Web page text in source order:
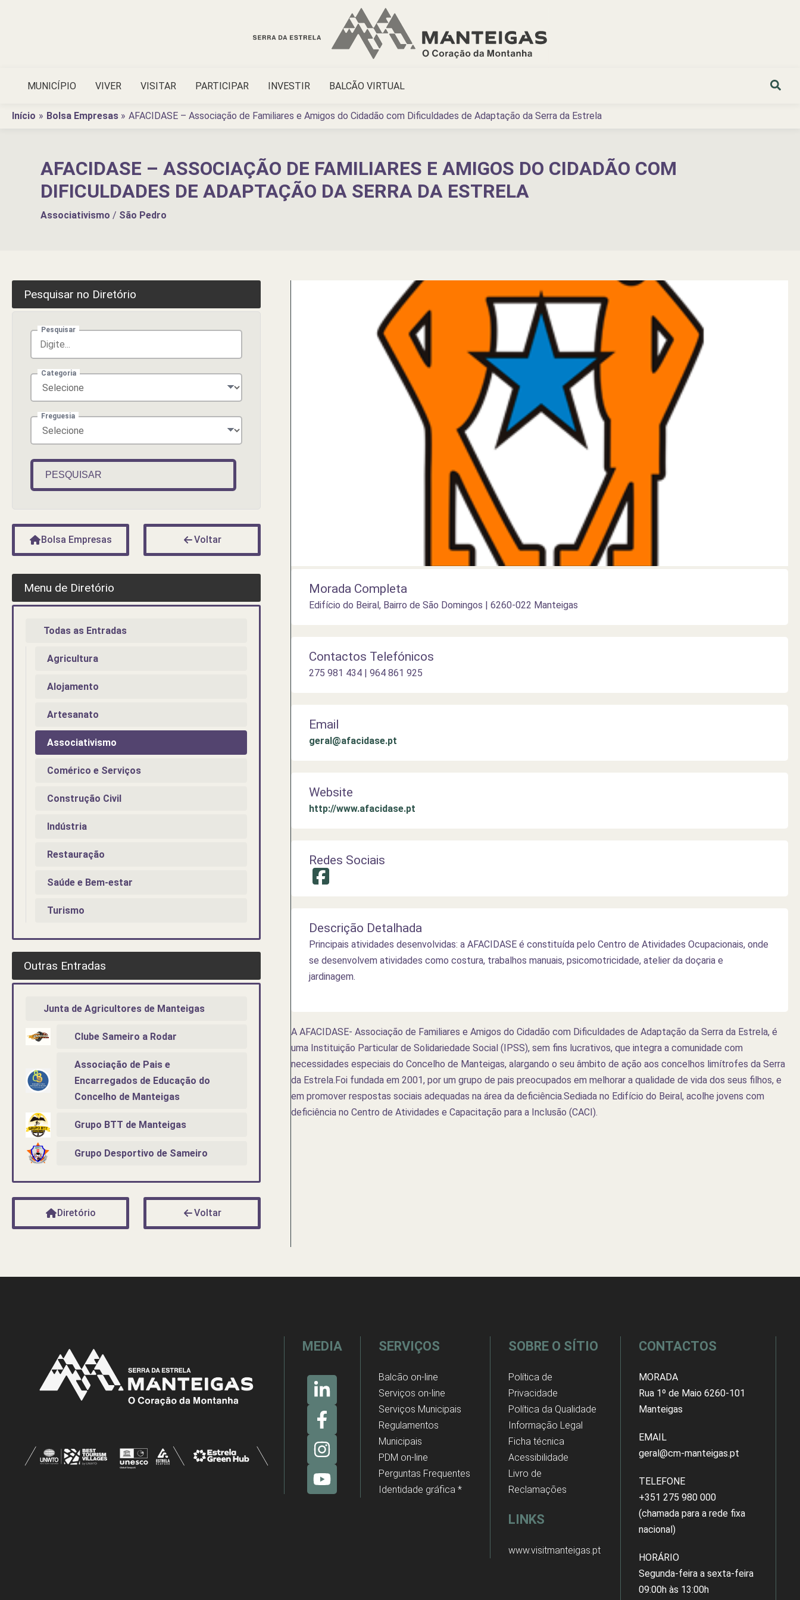
MUNICÍPIO VIVER VISITAR PARTICIPAR INVESTIR BALCÃO VIRTUAL
Início Bolsa Empresas AFACIDASE – Associação de Familiares e Amigos do Cidadão com Dificuldades de Adaptação da Serra da Estrela
AFACIDASE – ASSOCIAÇÃO DE FAMILIARES E AMIGOS DO CIDADÃO COM
DIFICULDADES DE ADAPTAÇÃO DA SERRA DA ESTRELA
Associativismo / São Pedro
Morada Completa
Edifício do Beiral, Bairro de São Domingos | 6260-022 Manteigas
Contactos Telefónicos
275 981 434 | 964 861 925
Email
geral@afacidase.pt
Website
http://www.afacidase.pt
Redes Sociais
Descrição Detalhada
Principais atividades desenvolvidas: a AFACIDASE é constituída pelo Centro de Atividades Ocupacionais, onde
se desenvolvem atividades como costura, trabalhos manuais, psicomotricidade, atelier da doçaria e
jardinagem.
A AFACIDASE- Associação de Familiares e Amigos do Cidadão com Dificuldades de Adaptação da Serra da Estrela, é
uma Instituição Particular de Solidariedade Social (IPSS), sem fins lucrativos, que integra a comunidade com
necessidades especiais do Concelho de Manteigas, alargando o seu âmbito de ação aos concelhos limítrofes da Serra
da Estrela.Foi fundada em 2001, por um grupo de pais preocupados em melhorar a qualidade de vida dos seus filhos, e
em promover respostas sociais adequadas na área da deficiência.Sediada no Edifício do Beiral, acolhe jovens com
deficiência no Centro de Atividades e Capacitação para a Inclusão (CACI).
Pesquisar no Diretório
Pesquisar
Categoria
Freguesia
PESQUISAR
Bolsa Empresas Voltar
Menu de Diretório
Todas as Entradas
Agricultura
Alojamento
Artesanato
Associativismo
Comérico e Serviços
Construção Civil
Indústria
Restauração
Saúde e Bem-estar
Turismo
Outras Entradas
Junta de Agricultores de Manteigas
Clube Sameiro a Rodar
Associação de Pais e
Encarregados de Educação do
Concelho de Manteigas
Grupo BTT de Manteigas
Grupo Desportivo de Sameiro
Diretório Voltar
MEDIA SERVIÇOS
Balcão on-line
Serviços on-line
Serviços Municipais
Regulamentos
Municipais
PDM on-line
Perguntas Frequentes
Identidade gráfica *
SOBRE O SÍTIO
Política de
Privacidade
Política da Qualidade
Informação Legal
Ficha técnica
Acessibilidade
Livro de
Reclamações
LINKS
www.visitmanteigas.pt
CONTACTOS
MORADA
Rua 1º de Maio 6260-101
Manteigas
EMAIL
geral@cm-manteigas.pt
TELEFONE
+351 275 980 000
(chamada para a rede fixa
nacional)
HORÁRIO
Segunda-feira a sexta-feira
09:00h às 13:00h